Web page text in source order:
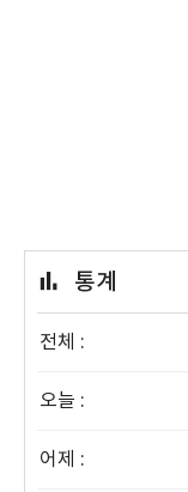
통계
전체 :
오늘 :
어제 :